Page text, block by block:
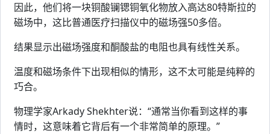
因此，他们将一块铜酸镧锶铜氧化物放入高达80特斯拉的
磁场中，这比普通医疗扫描仪中的磁场强50多倍。
结果显示出磁场强度和酮酸盐的电阻也具有线性关系。
温度和磁场条件下出现相似的情形，这不太可能是纯粹的
巧合。
物理学家Arkady Shekhter说：“通常当你看到这样的事
情时，这意味着它背后有一个非常简单的原理。”